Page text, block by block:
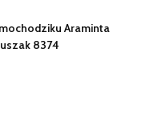
Araminta
8374